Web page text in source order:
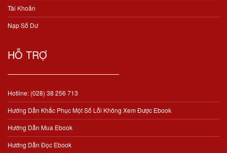
Tài Khoản
Nạp Số Dư
HỖ TRỢ
Hotline: (028) 38 256 713
Hướng Dẫn Khắc Phục Một Số Lỗi Không Xem Được Ebook
Hướng Dẫn Mua Ebook
Hướng Dẫn Đọc Ebook